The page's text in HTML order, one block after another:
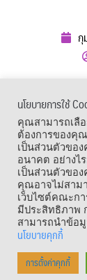
กุ
เมนูลัด
Copyright ©
นโยบายการใช้
คุณสามารถเลื
ต้องการของคุ
เป็นส่วนตัวขอ
อนาคต อย่างไ
เป็นส่วนตัวขอ
คุณอาจไม่สาม
เว็บไซต์คณะก
มีประสิทธิภาพ
สามารถนำข้อมู
นโยบายคุกกี้
การตั้งค่าคุกกี้